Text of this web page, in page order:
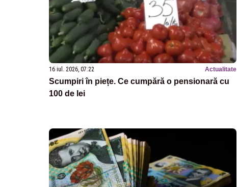
16 iul. 2026, 07:22 Actualitate
Scumpiri în piețe. Ce cumpără o pensionară cu
100 de lei